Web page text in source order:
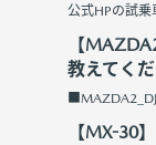
公式HPの試
【
教えてくだ
【MX-30